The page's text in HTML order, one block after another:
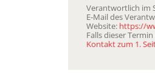
Verantwortlich im
E-Mail des
Website: https://
Falls dieser
Kontakt zum 1.